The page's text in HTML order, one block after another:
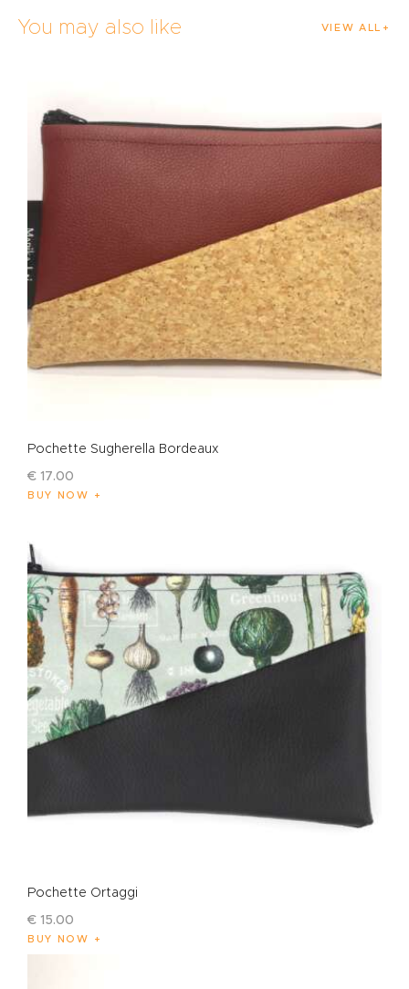
You may also like VIEW ALL
Pochette Sugherella Bordeaux
€ 17.00
BUY NOW
Pochette Ortaggi
€ 15.00
BUY NOW